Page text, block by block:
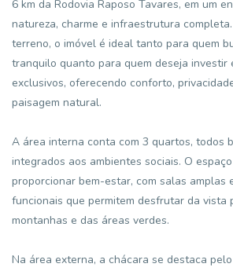
6 km da Rodovia Raposo Tavares, em um
natureza, charme e infraestrutura completa.
terreno, o imóvel é ideal tanto para quem
tranquilo quanto para quem deseja investir
exclusivos, oferecendo conforto,
paisagem natural.
A área interna conta com 3 quartos, todos
integrados aos ambientes sociais. O
proporcionar bem-estar, com salas amplas
funcionais que permitem desfrutar da vista
montanhas e das áreas verdes.
Na área externa, a chácara se destaca